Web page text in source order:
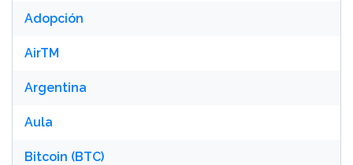
Adopción
AirTM
Argentina
Aula
Bitcoin (BTC)